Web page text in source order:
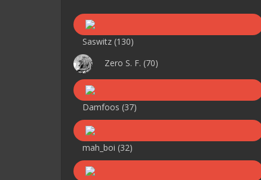
Saswitz (130)
Zero S. F. (70)
Damfoos (37)
mah_boi (32)